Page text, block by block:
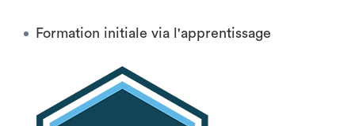
Formation initiale via l'apprentissage